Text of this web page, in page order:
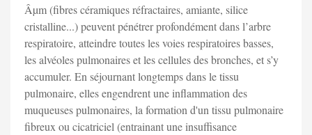
Âµm (fibres céramiques réfractaires, amiante, silice
cristalline...) peuvent pénétrer profondément dans l’arbre
respiratoire, atteindre toutes les voies respiratoires basses,
les alvéoles pulmonaires et les cellules des bronches, et s’y
accumuler. En séjournant longtemps dans le tissu
pulmonaire, elles engendrent une inflammation des
muqueuses pulmonaires, la formation d'un tissu pulmonaire
fibreux ou cicatriciel (entrainant une insuffisance